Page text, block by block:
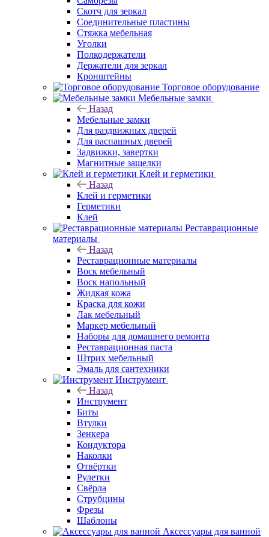
Скотч для зеркал
Соединительные пластины
Стяжка мебельная
Уголки
Полкодержатели
Держатели для зеркал
Кронштейны
Торговое оборудование
Мебельные замки
Назад
Мебельные замки
Для раздвижных дверей
Для распашных дверей
Задвижки, завертки
Магнитные защелки
Клей и герметики
Назад
Клей и герметики
Герметики
Клей
Реставрационные
материалы
Назад
Реставрационные материалы
Воск мебельный
Воск напольный
Жидкая кожа
Краска для кожи
Лак мебельный
Маркер мебельный
Наборы для домашнего ремонта
Реставрационная паста
Штрих мебельный
Эмаль для сантехники
Инструмент
Назад
Инструмент
Биты
Втулки
Зенкера
Кондуктора
Наколки
Отвёртки
Рулетки
Свёрла
Струбцины
Фрезы
Шаблоны
Аксессуары для ванной